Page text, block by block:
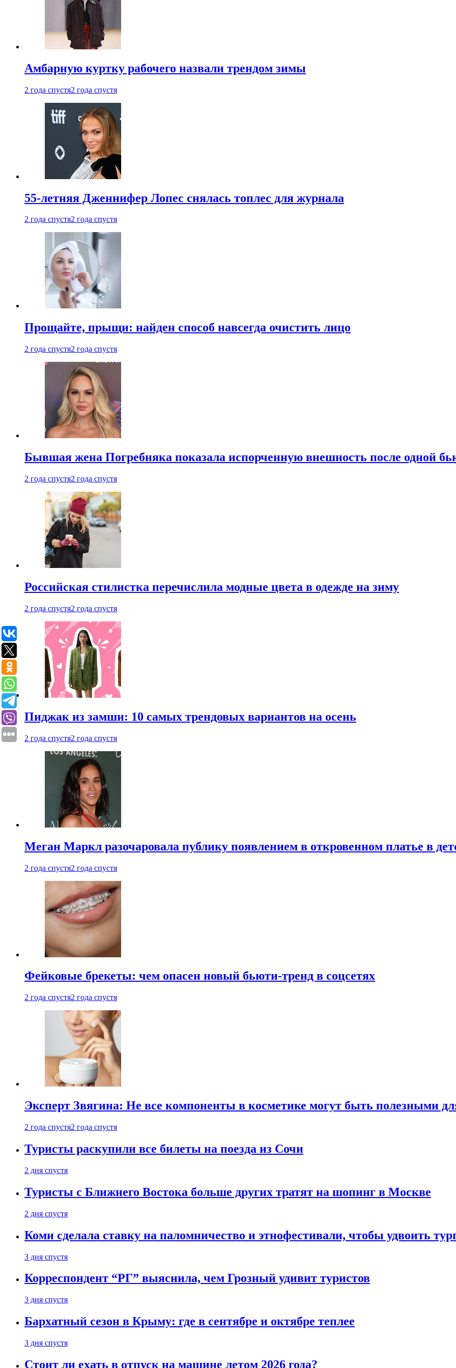
Амбарную куртку рабочего назвали трендом зимы
2 года спустя2 года спустя
55-летняя Дженнифер Лопес снялась топлес для журнала
2 года спустя2 года спустя
Прощайте, прыщи: найден способ навсегда очистить лицо
2 года спустя2 года спустя
Бывшая жена Погребняка показала испорченную внешность после одной
2 года спустя2 года спустя
Российская стилистка перечислила модные цвета в одежде на зиму
2 года спустя2 года спустя
Пиджак из замши: 10 самых трендовых вариантов на осень
2 года спустя2 года спустя
Меган Маркл разочаровала публику появлением в откровенном платье в
2 года спустя2 года спустя
Фейковые брекеты: чем опасен новый бьюти-тренд в соцсетях
2 года спустя2 года спустя
Эксперт Звягина: Не все компоненты в косметике могут быть полезными
2 года спустя2 года спустя
Туристы раскупили все билеты на поезда из Сочи
2 дня спустя
Туристы с Ближнего Востока больше других тратят на шопинг в Москве
2 дня спустя
Коми сделала ставку на паломничество и этнофестивали, чтобы удвоить
3 дня спустя
Корреспондент “РГ” выяснила, чем Грозный удивит туристов
3 дня спустя
Бархатный сезон в Крыму: где в сентябре и октябре теплее
3 дня спустя
Стоит ли ехать в отпуск на машине летом 2026 года?